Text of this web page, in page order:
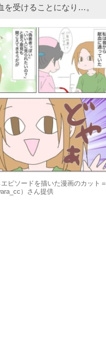
を受けることになり…。
エピソードを描いた漫画のカット＝
）さん提供